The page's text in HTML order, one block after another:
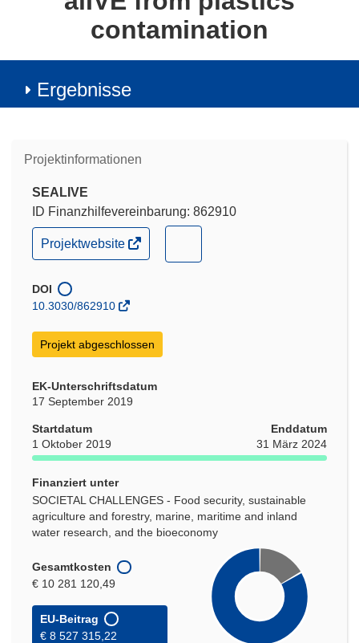
contamination
Ergebnisse
Projektinformationen
SEALIVE
ID Finanzhilfevereinbarung: 862910
(öffnet
in
Fenster)
Projektwebsite
in
DOI
10.3030/862910
Projekt abgeschlossen
EK-Unterschriftsdatum
17 September 2019
Startdatum
1 Oktober 2019
Enddatum
31 März 2024
Finanziert unter
SOCIETAL CHALLENGES - Food security, sustainable
agriculture and forestry, marine, maritime and inland
water research, and the bioeconomy
Gesamtkosten
€ 10 281 120,49
EU-Beitrag
€ 8 527 315,22